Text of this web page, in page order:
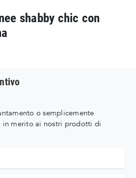
shabby chic con
o semplicemente
in merito ai nostri prodotti di